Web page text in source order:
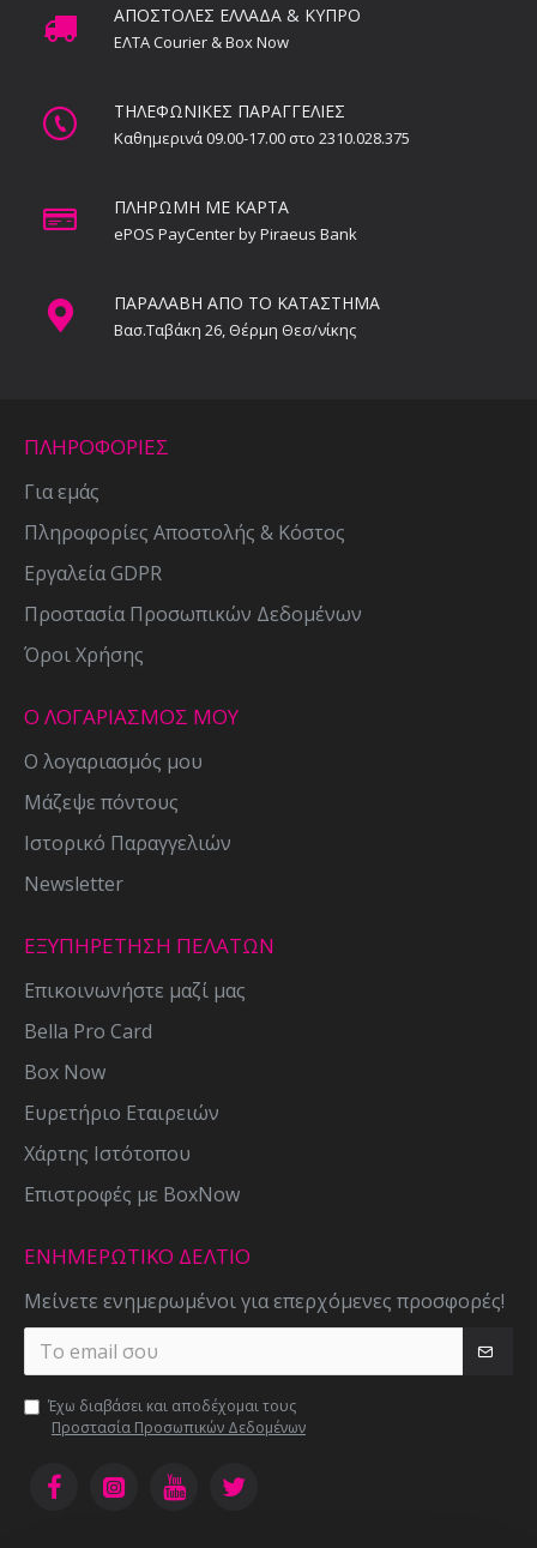
ΑΠΟΣΤΟΛΕΣ ΕΛΛΑΔΑ & ΚΥΠΡΟ
ΕΛΤΑ Courier & Box Now
ΤΗΛΕΦΩΝΙΚΕΣ ΠΑΡΑΓΓΕΛΙΕΣ
Καθημερινά 09.00-17.00 στο 2310.028.375
ΠΛΗΡΩΜΗ ΜΕ ΚΑΡΤΑ
ePOS PayCenter by Piraeus Bank
ΠΑΡΑΛΑΒΗ ΑΠΟ ΤΟ ΚΑΤΑΣΤΗΜΑ
Βασ.Ταβάκη 26, Θέρμη Θεσ/νίκης
ΠΛΗΡΟΦΟΡΙΕΣ
Για εμάς
Πληροφορίες Αποστολής & Κόστος
Εργαλεία GDPR
Προστασία Προσωπικών Δεδομένων
Όροι Χρήσης
Ο ΛΟΓΑΡΙΑΣΜΟΣ ΜΟΥ
Ο λογαριασμός μου
Μάζεψε πόντους
Ιστορικό Παραγγελιών
Newsletter
ΕΞΥΠΗΡΕΤΗΣΗ ΠΕΛΑΤΩΝ
Επικοινωνήστε μαζί μας
Bella Pro Card
Box Now
Ευρετήριο Εταιρειών
Χάρτης Ιστότοπου
Επιστροφές με BoxNow
ΕΝΗΜΕΡΩΤΙΚΌ ΔΕΛΤΊΟ
Μείνετε ενημερωμένοι για επερχόμενες προσφορές!
Έχω διαβάσει και αποδέχομαι τους
Προστασία Προσωπικών Δεδομένων